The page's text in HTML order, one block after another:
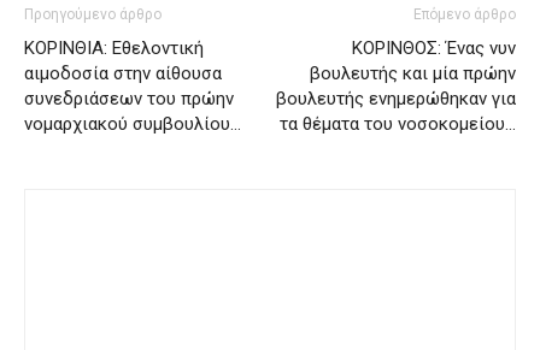
Προηγούμενο άρθρο
ΚΟΡΙΝΘΙΑ: Εθελοντική
αιμοδοσία στην αίθουσα
συνεδριάσεων του πρώην
νομαρχιακού συμβουλίου…
Επόμενο άρθρο
ΚΟΡΙΝΘΟΣ: Ένας νυν
βουλευτής και μία πρώην
βουλευτής ενημερώθηκαν για
τα θέματα του νοσοκομείου…